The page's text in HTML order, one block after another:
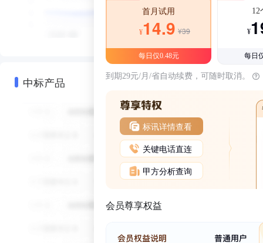
中标产品
首月试用
¥14.9 ¥39
每日仅0.48元
12
¥
每日
到期29元/月/省自动续费，可随时取消。
标讯详情查看
关键电话直连
甲方分析查询
会员尊享权益